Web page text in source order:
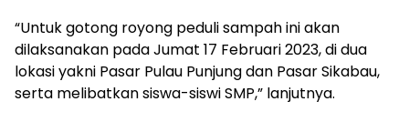
“Untuk gotong royong peduli sampah ini akan
dilaksanakan pada Jumat 17 Februari 2023, di dua
lokasi yakni Pasar Pulau Punjung dan Pasar Sikabau,
serta melibatkan siswa-siswi SMP,” lanjutnya.